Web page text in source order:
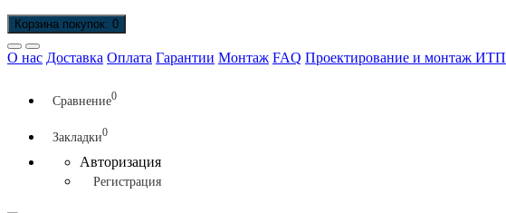
Корзина покупок: 0
О нас Доставка Оплата Гарантии Монтаж FAQ Проектирование и монтаж ИТП
Сравнение0
Закладки0
Авторизация
Регистрация